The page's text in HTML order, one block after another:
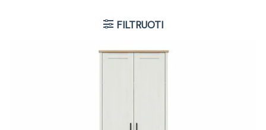
FILTRUOTI